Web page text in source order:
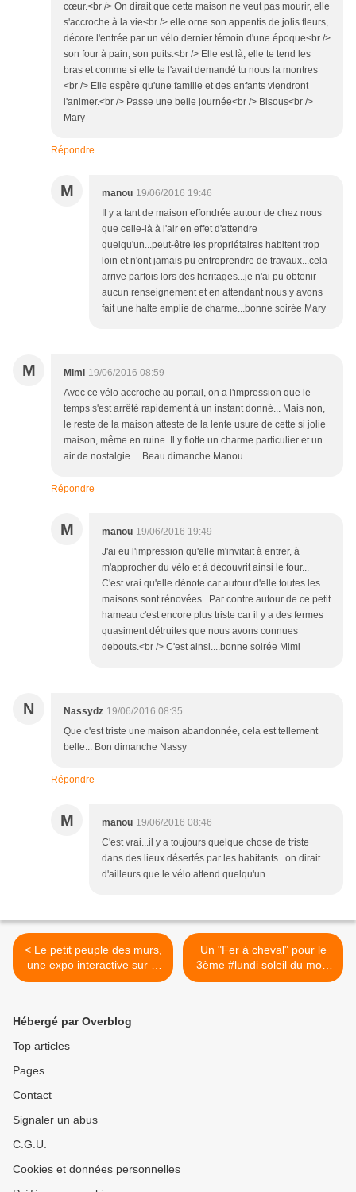
cœur.<br /> On dirait que cette maison ne veut pas mourir, elle
s'accroche à la vie<br /> elle orne son appentis de jolis fleurs,
décore l'entrée par un vélo dernier témoin d'une époque<br />
son four à pain, son puits.<br /> Elle est là, elle te tend les
bras et comme si elle te l'avait demandé tu nous la montres
<br /> Elle espère qu'une famille et des enfants viendront
l'animer.<br /> Passe une belle journée<br /> Bisous<br />
Mary
Répondre
M manou 19/06/2016 19:46
Il y a tant de maison effondrée autour de chez nous
que celle-là à l'air en effet d'attendre
quelqu'un...peut-être les propriétaires habitent trop
loin et n'ont jamais pu entreprendre de travaux...cela
arrive parfois lors des heritages...je n'ai pu obtenir
aucun renseignement et en attendant nous y avons
fait une halte emplie de charme...bonne soirée Mary
M Mimi 19/06/2016 08:59
Avec ce vélo accroche au portail, on a l'impression que le
temps s'est arrêté rapidement à un instant donné... Mais non,
le reste de la maison atteste de la lente usure de cette si jolie
maison, même en ruine. Il y flotte un charme particulier et un
air de nostalgie.... Beau dimanche Manou.
Répondre
M manou 19/06/2016 19:49
J'ai eu l'impression qu'elle m'invitait à entrer, à
m'approcher du vélo et à découvrit ainsi le four...
C'est vrai qu'elle dénote car autour d'elle toutes les
maisons sont rénovées.. Par contre autour de ce petit
hameau c'est encore plus triste car il y a des fermes
quasiment détruites que nous avons connues
debouts.<br /> C'est ainsi....bonne soirée Mimi
N Nassydz 19/06/2016 08:35
Que c'est triste une maison abandonnée, cela est tellement
belle... Bon dimanche Nassy
Répondre
M manou 19/06/2016 08:46
C'est vrai...il y a toujours quelque chose de triste
dans des lieux désertés par les habitants...on dirait
d'ailleurs que le vélo attend quelqu'un ...
< Le petit peuple des murs,
une expo interactive sur le
thème de l'art de la rue.
Un "Fer à cheval" pour le
3ème #lundi soleil du mois
de juin >
Hébergé par Overblog
Top articles
Pages
Contact
Signaler un abus
C.G.U.
Cookies et données personnelles